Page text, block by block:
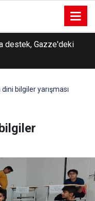
destek, Gazze'deki
bilgiler yarışması